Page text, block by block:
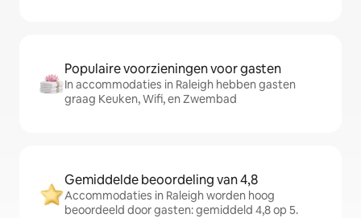
Populaire voorzieningen voor gasten
In accommodaties in Raleigh hebben gasten
graag Keuken, Wifi, en Zwembad
Gemiddelde beoordeling van 4,8
Accommodaties in Raleigh worden hoog
beoordeeld door gasten: gemiddeld 4,8 op 5.